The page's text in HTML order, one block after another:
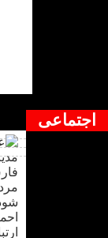
اجتماعی